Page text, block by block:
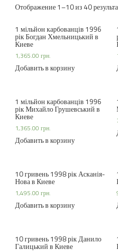
Отображение 1–10 из 40
1 мільйон карбованців 1996
рік Богдан Хмельницький в
Киеве
1,365.00 грн.
Добавить в корзину
1 мільйон карбованців 1996
рік Михайло Грушевський в
Киеве
1,365.00 грн.
Добавить в корзину
10 гривень 1998 рік Асканія-
Нова в Киеве
1,495.00 грн.
Добавить в корзину
10 гривень 1998 рік Данило
Галицький в Киеве